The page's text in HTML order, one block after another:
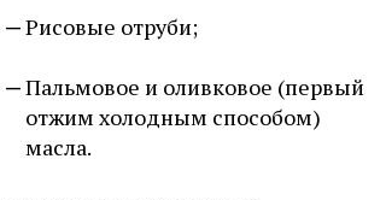
Рисовые отруби;
Пальмовое и оливковое (первый
отжим холодным способом)
масла.